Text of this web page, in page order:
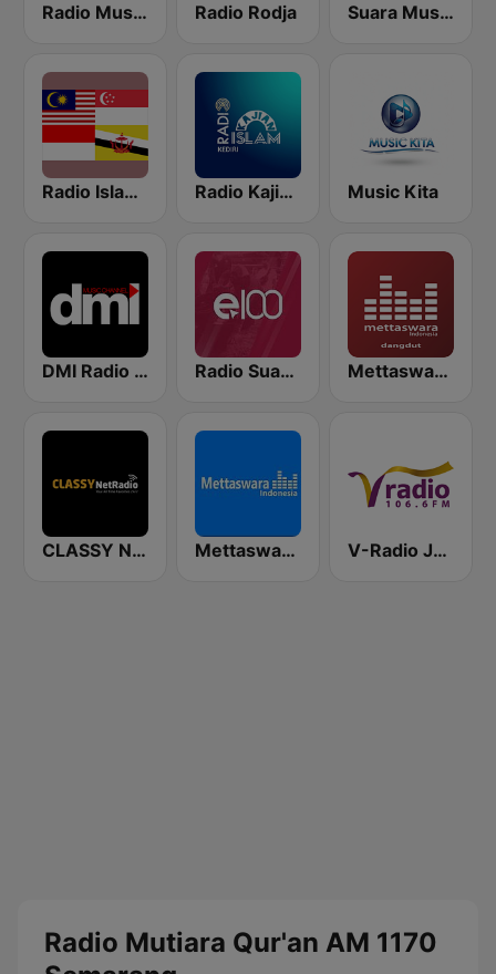
Radio Music Indonesia Radio Rodja Suara Muslim
Radio Islam Melayu Radio Kajian Islam Music Kita
DMI Radio - Dengerin Musik Indonesia Radio Suara Surabaya Mettaswara REMIX DhutKoplo
CLASSY NetRadio Mettaswara Dangdut V-Radio Jakarta 106.6 FM
Radio Mutiara Qur'an AM 1170